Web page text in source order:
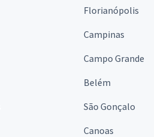
Florianópolis
Campinas
Campo Grande
Belém
São Gonçalo
Canoas